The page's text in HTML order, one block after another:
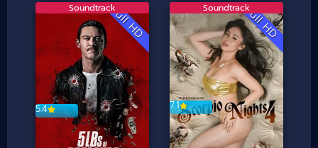
Full HD
5.4
Soundtrack Full HD
7.1
Soundtrack